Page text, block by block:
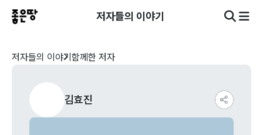
저자들의 이야기
저자들의 이야기 함께한 저자
김효진